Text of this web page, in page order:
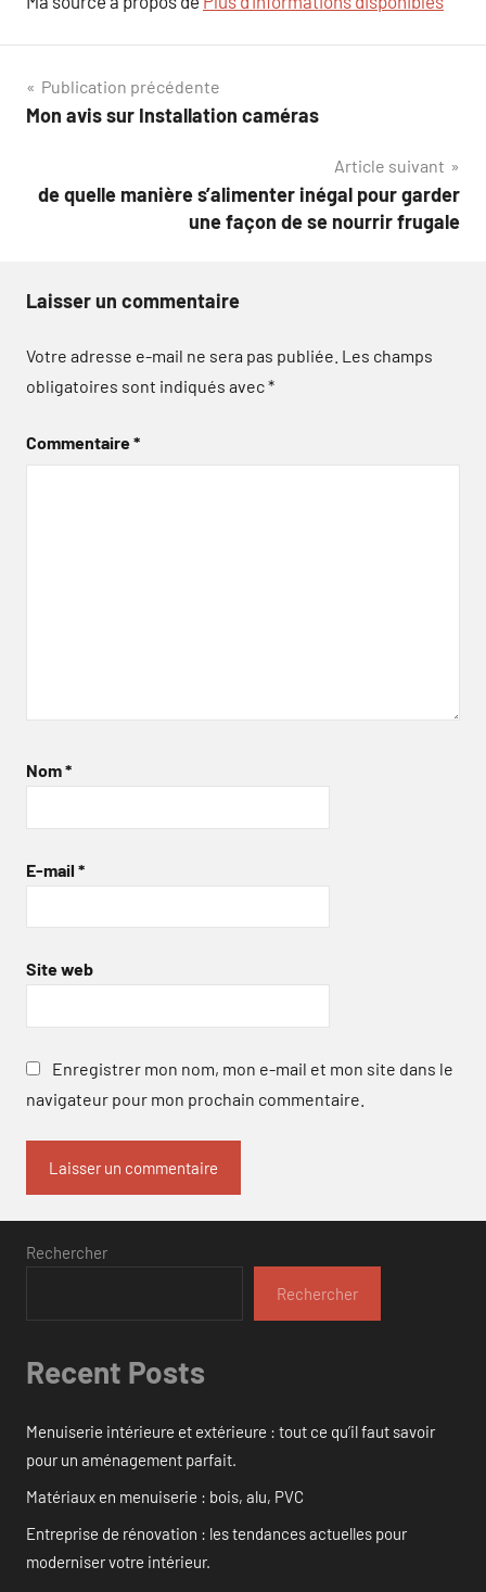
Navigation
de
Publication précédente
Mon avis sur Installation caméras
Article suivant
de quelle manière s’alimenter inégal pour garder
une façon de se nourrir frugale
Laisser un commentaire
Votre adresse e-mail ne sera pas publiée. Les champs
obligatoires sont indiqués avec*
Commentaire*
Nom*
E-mail *
Site web
Enregistrer mon nom, mon e-mail et mon site dans le
navigateur pour mon prochain commentaire.
Rechercher
Rechercher
Recent Posts
Menuiserie intérieure et extérieure : tout ce qu’il faut savoir
pour un aménagement parfait.
Matériaux en menuiserie : bois, alu, PVC
Entreprise de rénovation : les tendances actuelles pour
moderniser votre intérieur.